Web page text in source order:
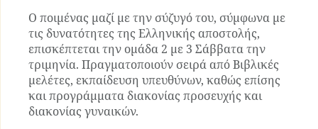
Ο ποιμένας μαζί με την σύζυγό του, σύμφωνα με
τις δυνατότητες της Ελληνικής αποστολής,
επισκέπτεται την ομάδα 2 με 3 Σάββατα την
τριμηνία. Πραγματοποιούν σειρά από Βιβλικές
μελέτες, εκπαίδευση υπευθύνων, καθώς επίσης
και προγράμματα διακονίας προσευχής και
διακονίας γυναικών.